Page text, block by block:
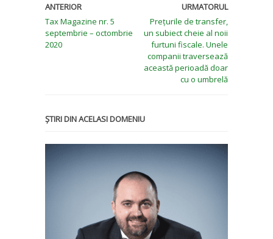
ANTERIOR
Tax Magazine nr. 5
septembrie – octombrie
2020
URMATORUL
Prețurile de transfer,
un subiect cheie al noii
furtuni fiscale. Unele
companii traversează
această perioadă doar
cu o umbrelă
ȘTIRI DIN ACELASI DOMENIU